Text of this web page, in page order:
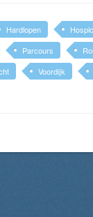
Hardlopen
Parcours
Voordijk